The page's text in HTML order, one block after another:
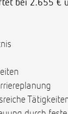
bei 2.655 €